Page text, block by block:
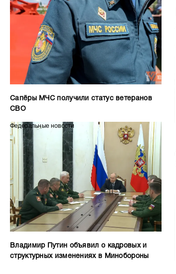
Сапёры МЧС получили статус ветеранов
СВО
Федеральные новости
Владимир Путин объявил о кадровых и
структурных изменениях в Минобороны